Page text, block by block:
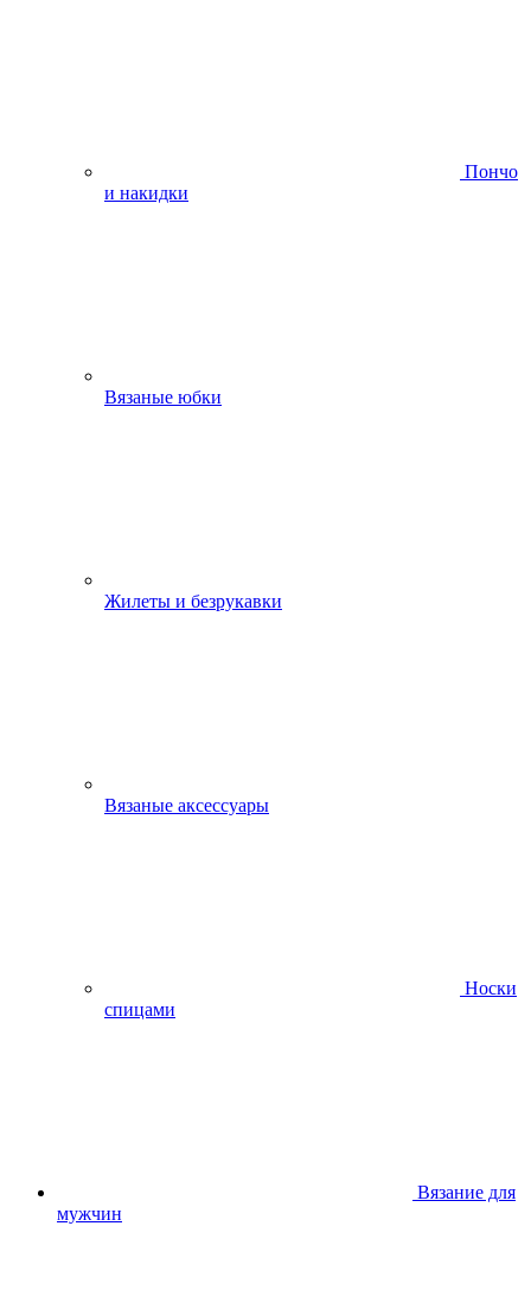
Пончо
и накидки
Вязаные юбки
Жилеты и безрукавки
Вязаные аксессуары
Носки
спицами
Вязание для
мужчин